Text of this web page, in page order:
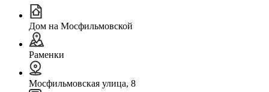
Дом на Мосфильмовской
Раменки
Мосфильмовская улица, 8